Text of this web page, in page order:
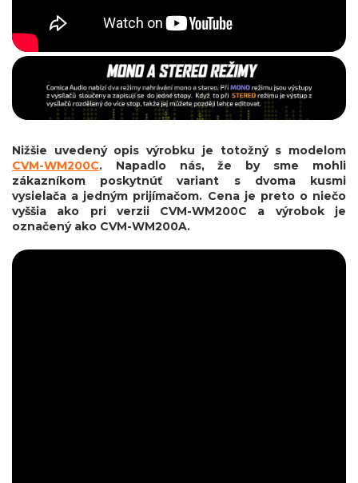
Nižšie uvedený opis výrobku je totožný s modelom
CVM-WM200C. Napadlo nás, že by sme mohli
zákazníkom poskytnúť variant s dvoma kusmi
vysielača a jedným prijímačom. Cena je preto o niečo
vyššia ako pri verzii CVM-WM200C a výrobok je
označený ako CVM-WM200A.